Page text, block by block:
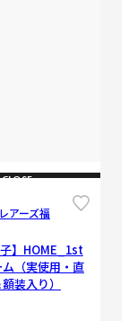
CLOSE
アーズ福
子】HOME_1st
（実使用・直
装入り）